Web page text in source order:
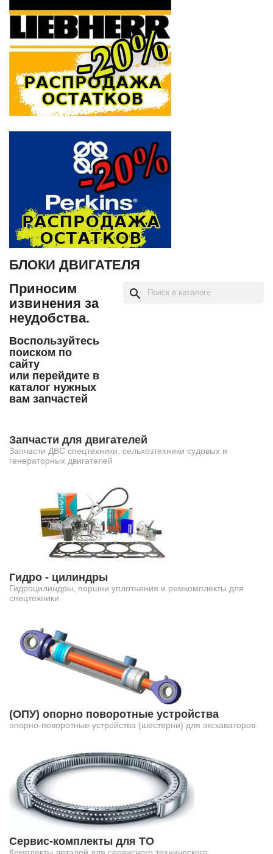
БЛОКИ ДВИГАТЕЛЯ
Приносим
извинения за
неудобства.
Воспользуйтесь
поиском по
сайту
или перейдите в
каталог нужных
вам запчастей
search
Запчасти для двигателей
Запчасти ДВС спецтехники, сельхозтехники судовых и
генераторных двигателей
Гидро - цилиндры
Гидроцилиндры, поршни уплотнения и ремкомплекты для
спецтехники
(ОПУ) опорно поворотные устройства
опорно-поворотные устройства (шестерни) для экскаваторов
Сервис-комплекты для ТО